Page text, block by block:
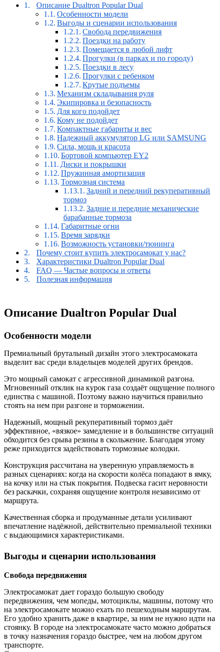
Описание Dualtron Popular Dual
Особенности модели
Выгоды и сценарии использования
Свобода передвижения
Поездки на работу
Помещается в любой лифт
Прогулки (в парках и по городу)
Поездки в лесу
Прогулки с ребенком
Крутые подъемы
Механизм складывания руля
Экипировка и безопасность
Для кого подойдет
Кому не подойдет
Компактные габариты и вес
Надежный аккумулятор LG или SAMSUNG
Сила, мощь и красота
Бортовой компьютер EY2
Диски и покрышки
Пружинная амортизация
Тормозная система
Задний и передний рекуперативный
тормоз
Задние и передние механические
барабанные тормоза
Габаритные огни
Время зарядки
Возможность установки/тюнинга
Почему стоит купить электросамокат у нас?
Характеристики Dualtron Popular Dual
FAQ — Частые вопросы и ответы
Полезная информация
Описание Dualtron Popular Dual
Особенности модели
Премиальный брутальный дизайн этого электросамоката
выделит вас среди владельцев моделей других брендов.
Это мощный самокат с агрессивной динамикой разгона.
Мгновенный отклик на курок газа создаёт ощущение полного
единства с машиной. Поэтому важно научиться правильно
стоять на нем при разгоне и торможении.
Надежный, мощный рекуперативный тормоз даёт
эффективное, «вязкое» замедление и в большинстве ситуаций
обходится без срыва резины в скольжение. Благодаря этому
реже приходится задействовать тормозные колодки.
Конструкция рассчитана на уверенную управляемость в
разных сценариях: когда на скорости колёса попадают в ямку,
на кочку или на стык покрытия. Подвеска гасит неровности
без раскачки, сохраняя ощущение контроля независимо от
маршрута.
Качественная сборка и продуманные детали усиливают
впечатление надёжной, действительно премиальной техники
с выдающимися характеристиками.
Выгоды и сценарии использования
Свобода передвижения
Электросамокат дает гораздо большую свободу
передвижения, чем мопеды, мотоциклы, машины, потому что
на электросамокате можно ехать по пешеходным маршрутам.
Его удобно хранить даже в квартире, за ним не нужно идти на
стоянку. В городе на электросамокате часто можно добраться
в точку назначения гораздо быстрее, чем на любом другом
транспорте.